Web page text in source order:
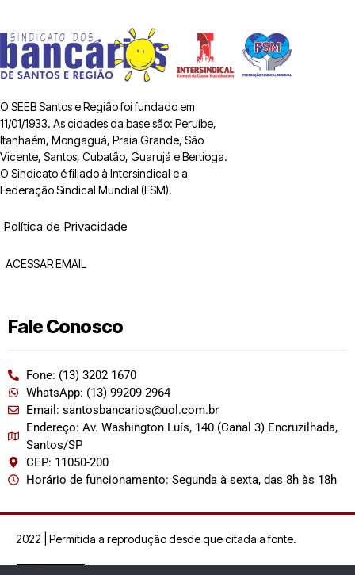
O SEEB Santos e Região foi fundado em
11/01/1933. As cidades da base são: Peruíbe,
Itanhaém, Mongaguá, Praia Grande, São
Vicente, Santos, Cubatão, Guarujá e Bertioga.
O Sindicato é filiado à Intersindical e a
Federação Sindical Mundial (FSM).
Política de Privacidade
ACESSAR EMAIL
Fale Conosco
Fone: (13) 3202 1670
WhatsApp: (13) 99209 2964
Email: santosbancarios@uol.com.br
Endereço: Av. Washington Luís, 140 (Canal 3) Encruzilhada,
Santos/SP
CEP: 11050-200
Horário de funcionamento: Segunda à sexta, das 8h às 18h
2022 | Permitida a reprodução desde que citada a fonte.